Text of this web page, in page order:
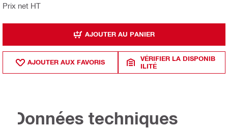
Prix net HT
AJOUTER AU PANIER
AJOUTER AUX FAVORIS
VÉRIFIER LA DISPONIB
ILITÉ
Données techniques